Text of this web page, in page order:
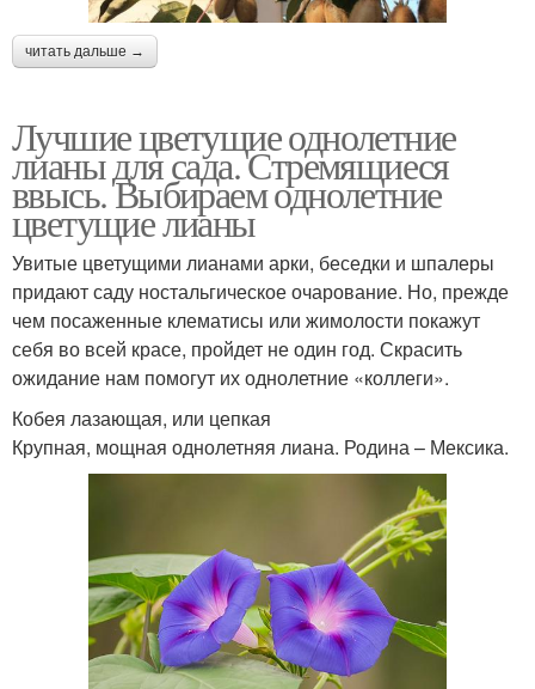
читать дальше →
Лучшие цветущие однолетние
лианы для сада. Стремящиеся
ввысь. Выбираем однолетние
цветущие лианы
Увитые цветущими лианами арки, беседки и шпалеры
придают саду ностальгическое очарование. Но, прежде
чем посаженные клематисы или жимолости покажут
себя во всей красе, пройдет не один год. Скрасить
ожидание нам помогут их однолетние «коллеги».
Кобея лазающая, или цепкая
Крупная, мощная однолетняя лиана. Родина – Мексика.